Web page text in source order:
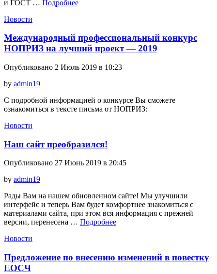
и ГОСТ … Подробнее
Новости
Международный профессиональный конкурс
НОПРИЗ на лучший проект — 2019
Опубликовано 2 Июль 2019 в 10:23
by admin19
С подробной информацией о конкурсе Вы сможете
ознакомиться в тексте письма от НОПРИЗ:
Новости
Наш сайт преобразился!
Опубликовано 27 Июнь 2019 в 20:45
by admin19
Рады Вам на нашем обновленном сайте! Мы улучшили
интерфейс и теперь Вам будет комфортнее знакомиться с
материалами сайта, при этом вся информация с прежней
версии, перенесена … Подробнее
Новости
Предложение по внесению изменений в повестку
ЕОСЧ